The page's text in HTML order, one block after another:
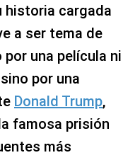
historia cargada
a ser tema de
una película ni
por una
Donald Trump,
famosa prisión
más